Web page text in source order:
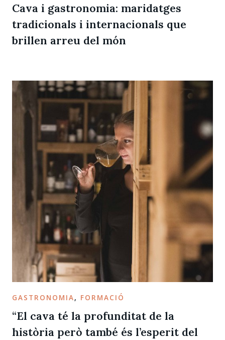
Cava i gastronomia: maridatges
tradicionals i internacionals que
brillen arreu del món
GASTRONOMIA, FORMACIÓ
“El cava té la profunditat de la
història però també és l’esperit del